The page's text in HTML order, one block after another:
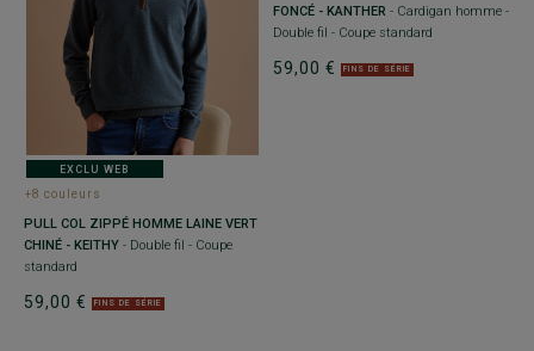
EXCLU WEB
+8 couleurs
PULL COL ZIPPÉ HOMME LAINE VERT
CHINÉ - KEITHY - Double fil - Coupe
standard
59,00 € FINS DE SÉRIE
FONCÉ - KANTHER - Cardigan homme -
Double fil - Coupe standard
59,00 € FINS DE SÉRIE